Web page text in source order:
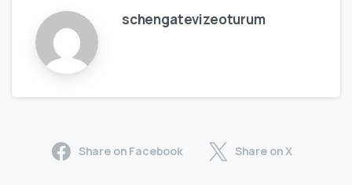
schengatevizeoturum
Share on Facebook Share on X